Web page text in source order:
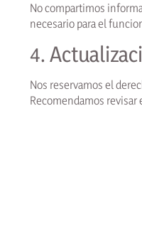
No compartimos
necesario para el
4.
Nos reservamos el
Recomendamos